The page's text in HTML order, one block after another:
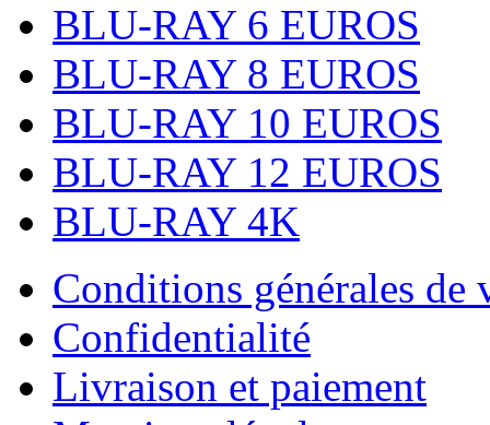
BLU-RAY 6 EUROS
BLU-RAY 8 EUROS
BLU-RAY 10 EUROS
BLU-RAY 12 EUROS
BLU-RAY 4K
Conditions générales de
Confidentialité
Livraison et paiement